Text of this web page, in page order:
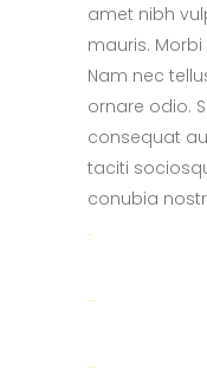
amet nibh
mauris.
Nam nec
ornare odio.
consequat
taciti
conubia